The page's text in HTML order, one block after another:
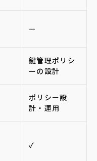
—
鍵管理ポリシ
ーの設計
ポリシー設
計・運用
✓